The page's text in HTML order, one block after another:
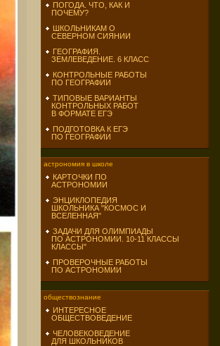
ПОГОДА. ЧТО, КАК И
ПОЧЕМУ?
ШКОЛЬНИКАМ О
СЕВЕРНОМ СИЯНИИ
ГЕОГРАФИЯ.
ЗЕМЛЕВЕДЕНИЕ. 6 КЛАСС
КОНТРОЛЬНЫЕ РАБОТЫ
ПО ГЕОГРАФИИ
ТИПОВЫЕ ВАРИАНТЫ
КОНТРОЛЬНЫХ РАБОТ
В ФОРМАТЕ ЕГЭ
ПОДГОТОВКА К ЕГЭ
ПО ГЕОГРАФИИ
астрономия в школе
КАРТОЧКИ ПО
АСТРОНОМИИ
ЭНЦИКЛОПЕДИЯ
ШКОЛЬНИКА "КОСМОС И
ВСЕЛЕННАЯ"
ЗАДАЧИ ДЛЯ ОЛИМПИАДЫ
ПО АСТРОНОМИИ. 10-11 КЛАССЫ
КЛАССЫ"
ПРОВЕРОЧНЫЕ РАБОТЫ
ПО АСТРОНОМИИ
обществознание
ИНТЕРЕСНОЕ
ОБЩЕСТВОВЕДЕНИЕ
ЧЕЛОВЕКОВЕДЕНИЕ
ДЛЯ ШКОЛЬНИКОВ